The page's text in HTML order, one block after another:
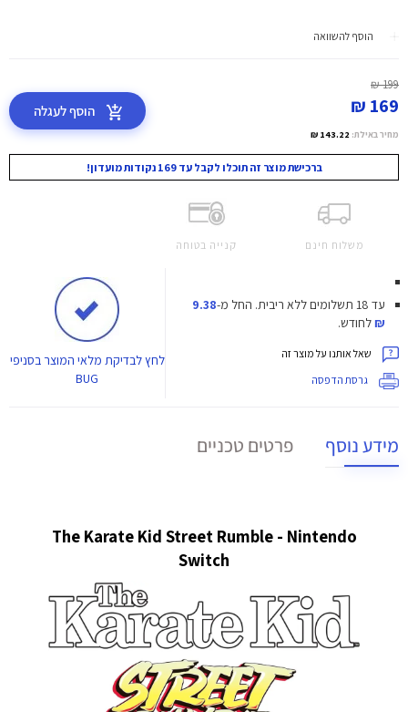
הוסף להשוואה
199 ₪
169 ₪
מחיר באילת: 143.22 ₪
הוסף לעגלה
ברכישת מוצר זה תוכלו לקבל עד 169 נקודות מועדון!
משלוח חינם קנייה בטוחה
עד 18 תשלומים ללא ריבית. החל מ-9.38
₪לחודש.
שאל אותנו על מוצר זה
גרסת הדפסה
לחץלבדיקת מלאי המוצר בסניפי
BUG
מידע נוסף פרטים טכניים
The Karate Kid Street Rumble - Nintendo
Switch